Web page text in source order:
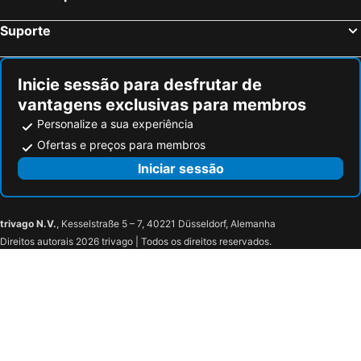
Suporte
Inicie sessão para desfrutar de
vantagens exclusivas para membros
Personalize a sua experiência
Ofertas e preços para membros
Iniciar sessão
trivago N.V., Kesselstraße 5 – 7, 40221 Düsseldorf, Alemanha
Direitos autorais 2026 trivago | Todos os direitos reservados.